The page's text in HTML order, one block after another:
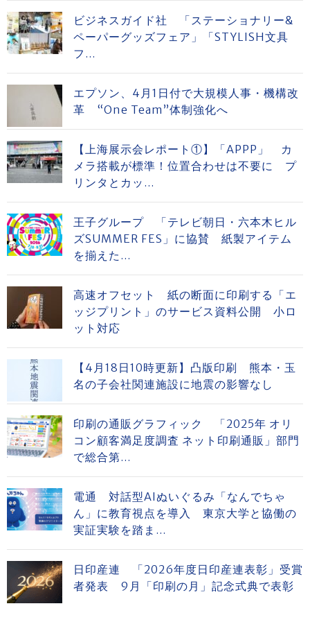
ビジネスガイド社 「ステーショナリー&
ペーパーグッズフェア」「STYLISH文具
フ...
エプソン、4月1日付で大規模人事・機構改
革 “One Team”体制強化へ
【上海展示会レポート①】「APPP」 カ
メラ搭載が標準！位置合わせは不要に プ
リンタとカッ...
王子グループ 「テレビ朝日・六本木ヒル
ズSUMMER FES」に協賛 紙製アイテム
を揃えた...
高速オフセット 紙の断面に印刷する「エ
ッジプリント」のサービス資料公開 小ロ
ット対応
【4月18日10時更新】凸版印刷 熊本・玉
名の子会社関連施設に地震の影響なし
印刷の通販グラフィック 「2025年 オリ
コン顧客満足度調査 ネット印刷通販」部門
で総合第...
電通 対話型AIぬいぐるみ「なんでちゃ
ん」に教育視点を導入 東京大学と協働の
実証実験を踏ま...
日印産連 「2026年度日印産連表彰」受賞
者発表 9月「印刷の月」記念式典で表彰